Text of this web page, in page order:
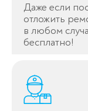
Даже если
отложить
в любом
бесплатно!